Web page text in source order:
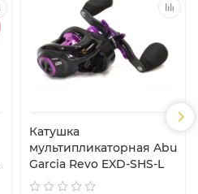
Катушка
мультипликаторная Abu
Garcia Revo EXD-SHS-L